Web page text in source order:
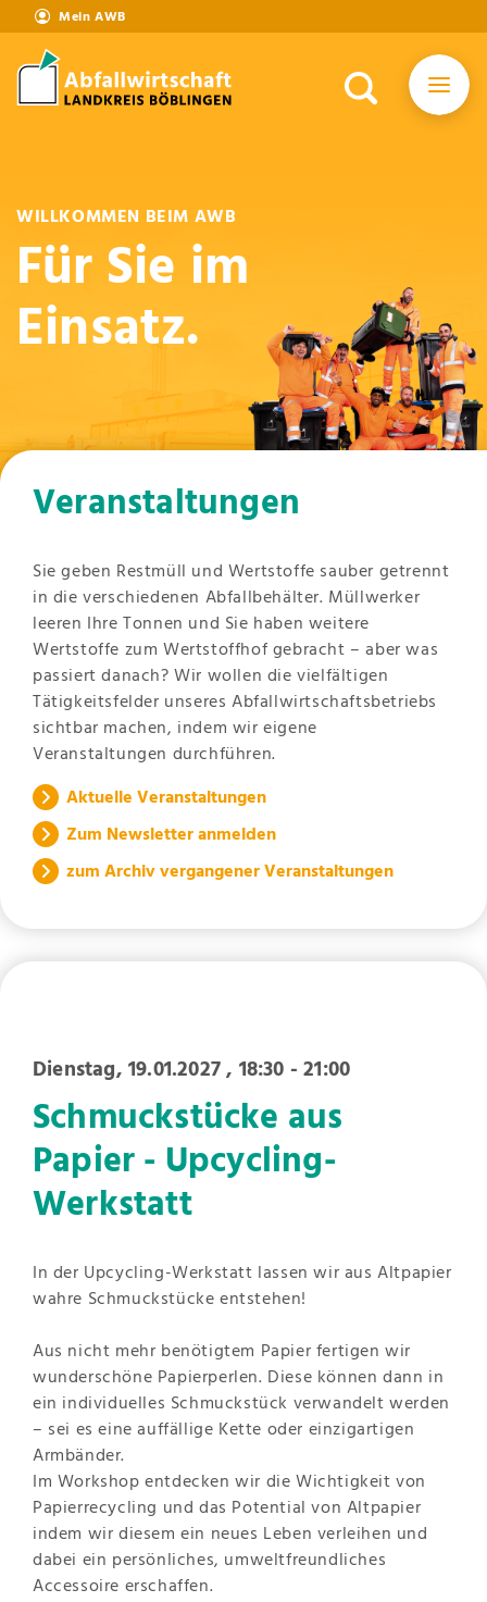
Mein AWB
WILLKOMMEN BEIM AWB
Für Sie im
Einsatz.
Veranstaltungen
Sie geben Restmüll und Wertstoffe sauber getrennt
in die verschiedenen Abfallbehälter. Müllwerker
leeren Ihre Tonnen und Sie haben weitere
Wertstoffe zum Wertstoffhof gebracht – aber was
passiert danach? Wir wollen die vielfältigen
Tätigkeitsfelder unseres Abfallwirtschaftsbetriebs
sichtbar machen, indem wir eigene
Veranstaltungen durchführen.
Aktuelle Veranstaltungen
Zum Newsletter anmelden
zum Archiv vergangener Veranstaltungen
Dienstag, 19.01.2027, 18:30 - 21:00
Schmuckstücke aus
Papier - Upcycling-
Werkstatt
In der Upcycling-Werkstatt lassen wir aus Altpapier
wahre Schmuckstücke entstehen!
Aus nicht mehr benötigtem Papier fertigen wir
wunderschöne Papierperlen. Diese können dann in
ein individuelles Schmuckstück verwandelt werden
– sei es eine auffällige Kette oder einzigartigen
Armbänder.
Im Workshop entdecken wir die Wichtigkeit von
Papierrecycling und das Potential von Altpapier
indem wir diesem ein neues Leben verleihen und
dabei ein persönliches, umweltfreundliches
Accessoire erschaffen.